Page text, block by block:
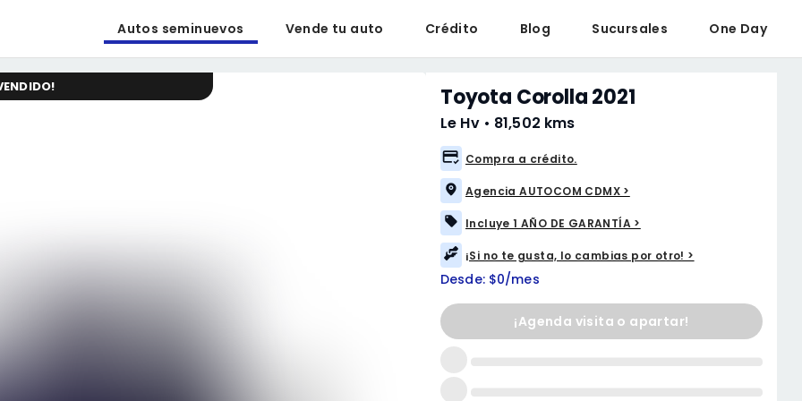
Autos seminuevos Vende tu auto Crédito Blog Sucursales One Day
! Toyota Corolla 2021
Le Hv • 81,502 kms
Compra a crédito.
Agencia AUTOCOM CDMX >
Incluye 1 AÑO DE GARANTÍA >
¡Si no te gusta, lo cambias por otro! >
Desde: $0/mes
¡Agenda visita o apartar!